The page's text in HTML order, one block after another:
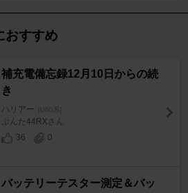
おすすめ
補充電備忘録12月10日からの続
き
ハリアー [U60系]
ぶんた44RXさん
36
0
バッテリーテスター測定＆バッ